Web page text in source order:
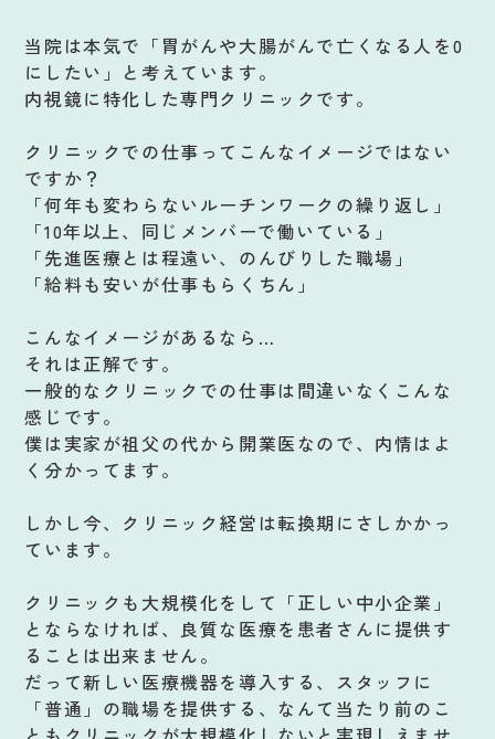
当院は本気で「胃がんや大腸がんで亡くなる人を0
にしたい」と考えています。
内視鏡に特化した専門クリニックです。
クリニックでの仕事ってこんなイメージではない
ですか？
「何年も変わらないルーチンワークの繰り返し」
「10年以上、同じメンバーで働いている」
「先進医療とは程遠い、のんびりした職場」
「給料も安いが仕事もらくちん」
こんなイメージがあるなら…
それは正解です。
一般的なクリニックでの仕事は間違いなくこんな
感じです。
僕は実家が祖父の代から開業医なので、内情はよ
く分かってます。
しかし今、クリニック経営は転換期にさしかかっ
ています。
クリニックも大規模化をして「正しい中小企業」
とならなければ、良質な医療を患者さんに提供す
ることは出来ません。
だって新しい医療機器を導入する、スタッフに
「普通」の職場を提供する、なんて当たり前のこ